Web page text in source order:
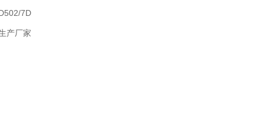
7D
产厂家